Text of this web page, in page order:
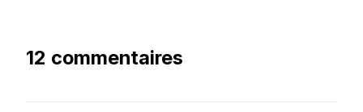
12 commentaires